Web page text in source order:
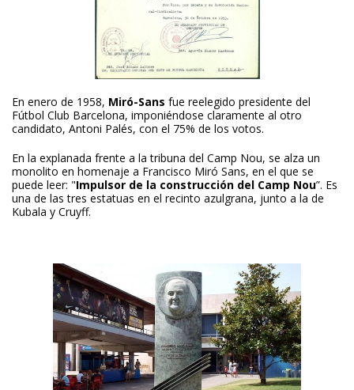
En enero de 1958, Miró-Sans fue reelegido presidente del
Fútbol Club Barcelona, imponiéndose claramente al otro
candidato, Antoni Palés, con el 75% de los votos.
En la explanada frente a la tribuna del Camp Nou, se alza un
monolito en homenaje a Francisco Miró Sans, en el que se
puede leer: "Impulsor de la construcción del Camp Nou”. Es
una de las tres estatuas en el recinto azulgrana, junto a la de
Kubala y Cruyff.